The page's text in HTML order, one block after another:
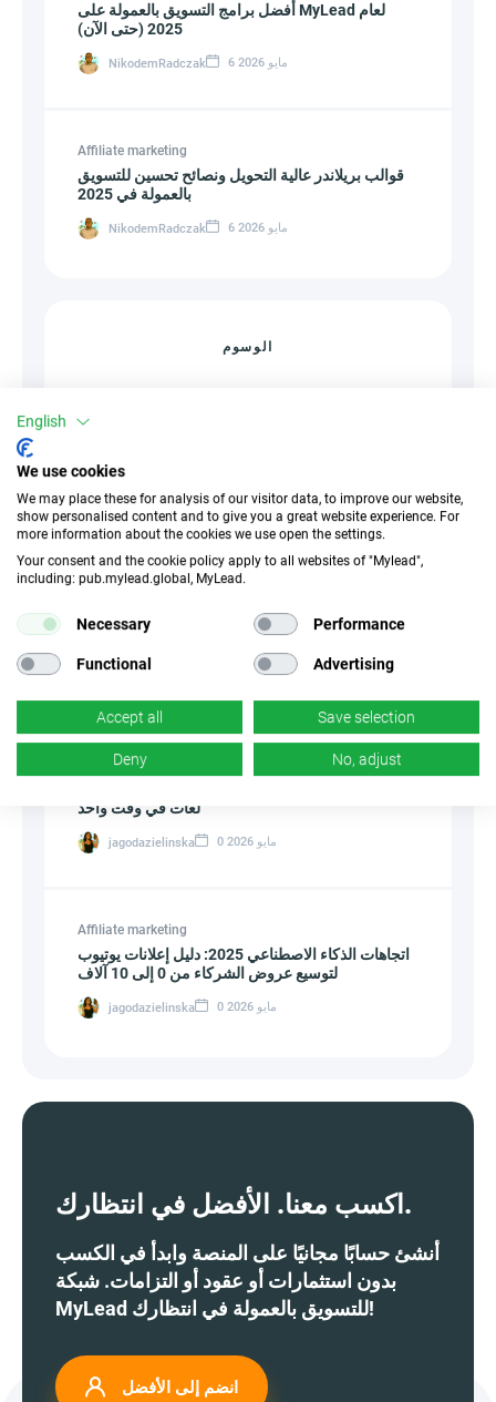
أفضل برامج التسويق بالعمولة على MyLead لعام
2025 (حتى الآن)
NikodemRadczak 6 مايو 2026
Affiliate marketing
قوالب بريلاندر عالية التحويل ونصائح تحسين للتسويق
بالعمولة في 2025
NikodemRadczak 6 مايو 2026
الوسوم
أحدث المنشورات
إحصائيات التسويق بالعمولة 2026: حجم السوق، الأرباح
0 مايو 2026
Affiliate marketing
لغات في وقت واحد
jagodazielinska 0 مايو 2026
Affiliate marketing
اتجاهات الذكاء الاصطناعي 2025: دليل إعلانات يوتيوب
لتوسيع عروض الشركاء من 0 إلى 10 آلاف
jagodazielinska 0 مايو 2026
اكسب معنا. الأفضل في انتظارك.
أنشئ حسابًا مجانيًا على المنصة وابدأ في الكسب
بدون استثمارات أو عقود أو التزامات. شبكة
MyLead للتسويق بالعمولة في انتظارك!
انضم إلى الأفضل
English
We use cookies
We may place these for analysis of our visitor data, to improve our website,
show personalised content and to give you a great website experience. For
more information about the cookies we use open the settings.
Your consent and the cookie policy apply to all websites of "Mylead",
including: pub.mylead.global, MyLead.
Necessary Performance
Functional Advertising
Accept all Save selection
Deny No, adjust